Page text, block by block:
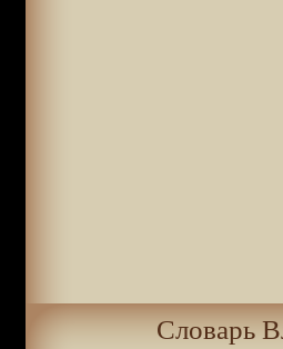
Словарь